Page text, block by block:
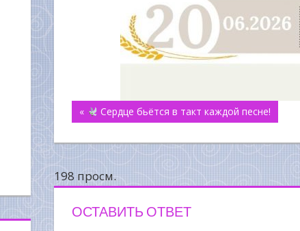
Навигация
по
записям
« Сердце бьётся в такт каждой песне!
198 просм.
ОСТАВИТЬ ОТВЕТ